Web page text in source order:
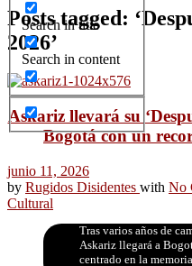
Search in title
Search in content
Posts tagged:
2026’
Askariz llevará su
Bogotá con un
junio 11, 2026
by Rugidos Disidentes with No
Cultural
Tras varios años de
Askariz llegará a
centrado en la